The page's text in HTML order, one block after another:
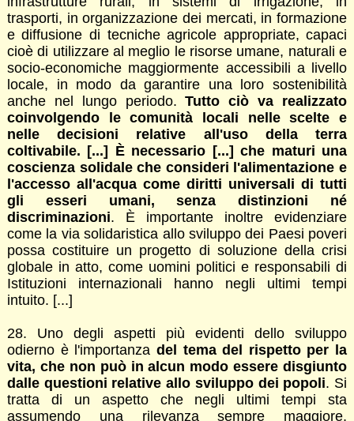
trasporti, in organizzazione dei mercati, in formazione
e diffusione di tecniche agricole appropriate, capaci
cioè di utilizzare al meglio le risorse umane, naturali e
socio-economiche maggiormente accessibili a livello
locale, in modo da garantire una loro sostenibilità
anche nel lungo periodo.Tutto ciò va realizzato
coinvolgendo le comunità locali nelle scelte e
nelle decisioni relative all'uso della terra
coltivabile. [...] È necessario [...] che maturi una
coscienza solidale che consideri l'alimentazione e
l'accesso all'acqua come diritti universali di tutti
gli esseri umani, senza distinzioni né
discriminazioni. È importante inoltre evidenziare
come la via solidaristica allo sviluppo dei Paesi poveri
possa costituire un progetto di soluzione della crisi
globale in atto, come uomini politici e responsabili di
Istituzioni internazionali hanno negli ultimi tempi
intuito. [...]
28. Uno degli aspetti più evidenti dello sviluppo
odierno è l'importanza del tema del rispetto per la
vita, che non può in alcun modo essere disgiunto
dalle questioni relative allo sviluppo dei popoli. Si
tratta di un aspetto che negli ultimi tempi sta
assumendo una rilevanza sempre maggiore,